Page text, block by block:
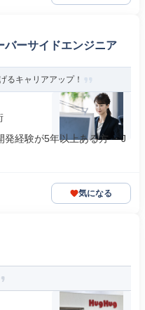
バーサイドエンジニア
るキャリアアップ！
経験が5年以上ある方 ・J
気になる